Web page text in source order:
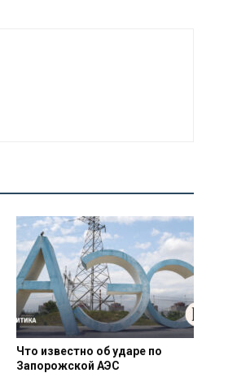
Что известно об ударе по
Запорожской АЭС